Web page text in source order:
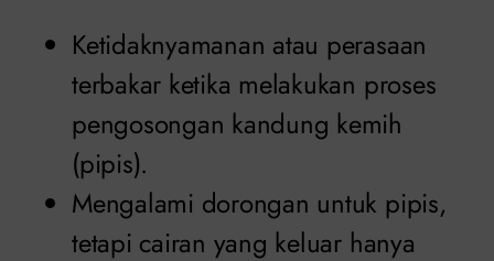
Ketidaknyamanan atau perasaan
terbakar ketika melakukan proses
pengosongan kandung kemih
(pipis).
Mengalami dorongan untuk pipis,
tetapi cairan yang keluar hanya